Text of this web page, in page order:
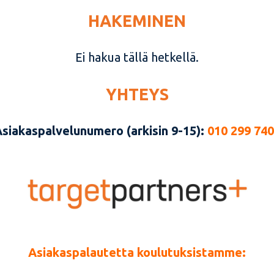
HAKEMINEN
Ei hakua tällä hetkellä.
YHTEYS
(arkisin 9-15): 010 299
Asiakaspalautetta koulutuksistamme: